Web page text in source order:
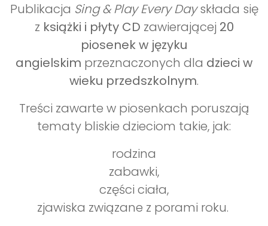
Publikacja Sing & Play Every Dayskłada się
z książki i płyty CD zawierającej 20
piosenek w języku
angielskim przeznaczonych dla dzieci w
wieku przedszkolnym.
Treści zawarte w piosenkach poruszają
tematy bliskie dzieciom takie, jak:
rodzina
zabawki,
części ciała,
zjawiska związane z porami roku.